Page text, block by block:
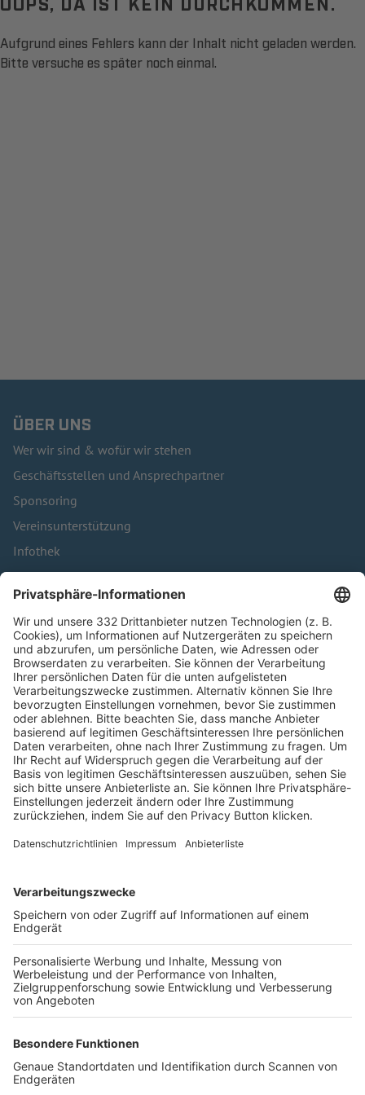
Aufgrund eines Fehlers kann der Inhalt nicht geladen werden.
Bitte versuche es später noch einmal.
ÜBER UNS
Wer wir sind & wofür wir stehen
Geschäftsstellen und Ansprechpartner
Sponsoring
Vereinsunterstützung
Infothek
Kontakt
HÄUFIG BESUCHTE SEITEN
Pässe und Vereinswechsel
Trainerausbildung
Schulungsangebot Vereinsmitarbeiter
BFV-Geschäftsstellen
Trainerbörse
Login SpielPlus
FOLGE DEM BFV
TOP-VEREINE
TOP-PARTNER